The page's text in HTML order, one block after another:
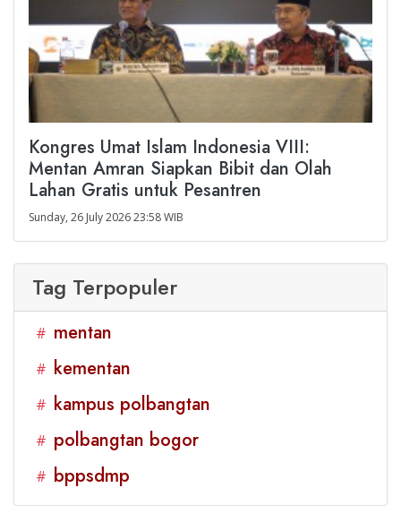
Kongres Umat Islam Indonesia VIII:
Mentan Amran Siapkan Bibit dan Olah
Lahan Gratis untuk Pesantren
Sunday, 26 July 2026 23:58 WIB
Tag Terpopuler
# mentan
# kementan
# kampus polbangtan
# polbangtan bogor
# bppsdmp